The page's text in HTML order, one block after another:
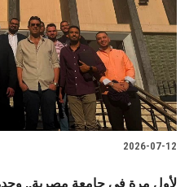
2026-07-12
لأول مرة في جامعة مصرية..